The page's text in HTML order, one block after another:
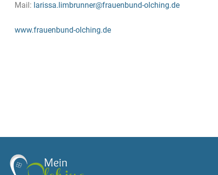
Mail: larissa.limbrunner@frauenbund-olching.de
www.frauenbund-olching.de